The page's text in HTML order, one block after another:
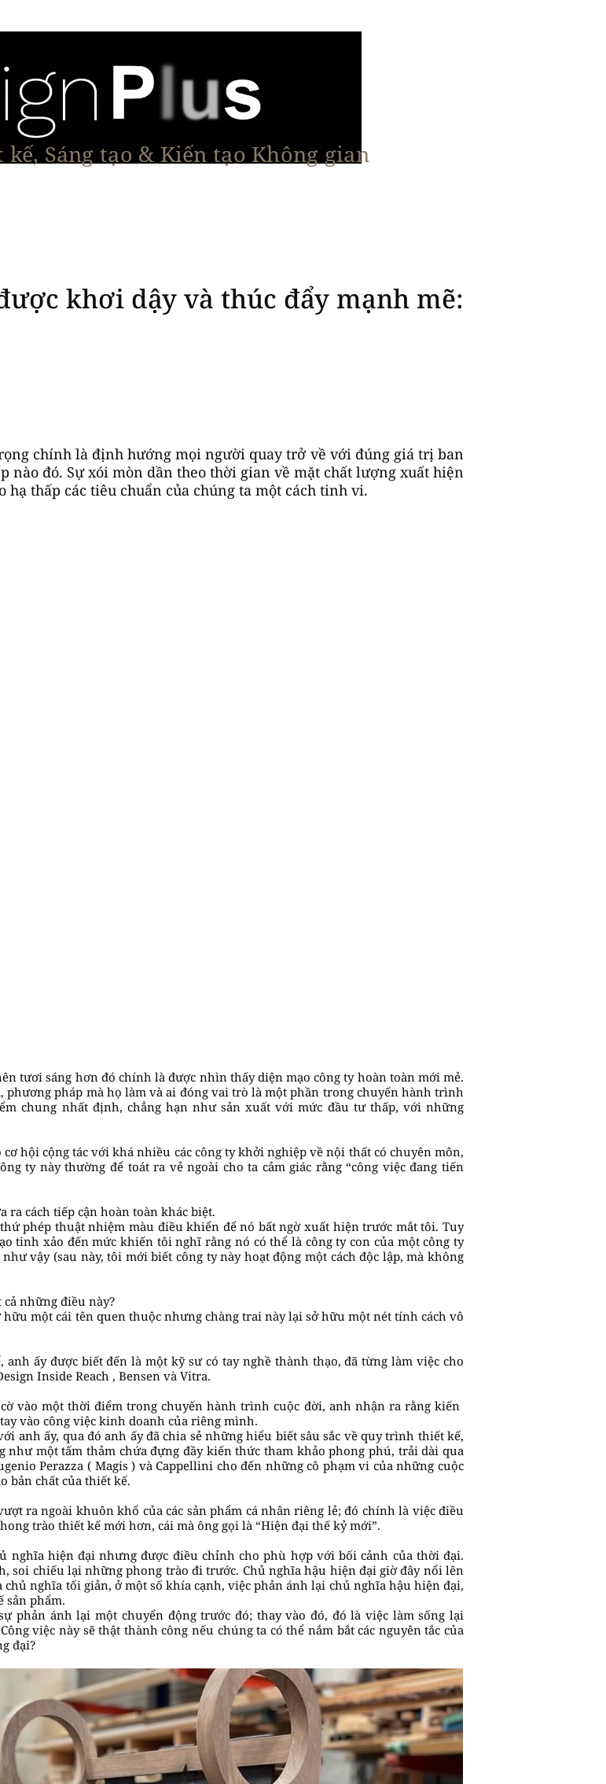
Sáng tạo & Kiến tạo Không gian
khơi dậy và thúc đẩy mạnh mẽ:
chính là định hướng mọi người quay trở về với đúng giá trị ban
nào đó. Sự xói mòn dần theo thời gian về mặt chất lượng xuất hiện
thấp các tiêu chuẩn của chúng ta một cách tinh vi.
tươi sáng hơn đó chính là được nhìn thấy diện mạo công ty hoàn toàn mới mẻ.
pháp mà họ làm và ai đóng vai trò là một phần trong chuyến hành trình
chung nhất định, chẳng hạn như sản xuất với mức đầu tư thấp, với những
hội cộng tác với khá nhiều các công ty khởi nghiệp về nội thất có chuyên môn,
ty này thường để toát ra vẻ ngoài cho ta cảm giác rằng “công việc đang tiến
ra cách tiếp cận hoàn toàn khác biệt.
phép thuật nhiệm màu điều khiển để nó bất ngờ xuất hiện trước mắt tôi. Tuy
tinh xảo đến mức khiến tôi nghĩ rằng nó có thể là công ty con của một công ty
vậy (sau này, tôi mới biết công ty này hoạt động một cách độc lập, mà không
cả những điều này?
hữu một cái tên quen thuộc nhưng chàng trai này lại sở hữu một nét tính cách vô
ấy được biết đến là một kỹ sư có tay nghề thành thạo, đã từng làm việc cho
Inside Reach , Bensen và Vitra.
vào một thời điểm trong chuyến hành trình cuộc đời, anh nhận ra rằng kiến
vào công việc kinh doanh của riêng mình.
anh ấy, qua đó anh ấy đã chia sẻ những hiểu biết sâu sắc về quy trình thiết kế,
một tấm thảm chứa đựng đầy kiến thức tham khảo phong phú, trải dài qua
Perazza ( Magis ) và Cappellini cho đến những cô phạm vi của những cuộc
bản chất của thiết kế.
ra ngoài khuôn khổ của các sản phẩm cá nhân riêng lẻ; đó chính là việc điều
trào thiết kế mới hơn, cái mà ông gọi là “Hiện đại thế kỷ mới”.
nghĩa hiện đại nhưng được điều chỉnh cho phù hợp với bối cảnh của thời đại.
soi chiếu lại những phong trào đi trước. Chủ nghĩa hậu hiện đại giờ đây nổi lên
nghĩa tối giản, ở một số khía cạnh, việc phản ánh lại chủ nghĩa hậu hiện đại,
sản phẩm.
phản ánh lại một chuyển động trước đó; thay vào đó, đó là việc làm sống lại
việc này sẽ thật thành công nếu chúng ta có thể nắm bắt các nguyên tắc của
đại?